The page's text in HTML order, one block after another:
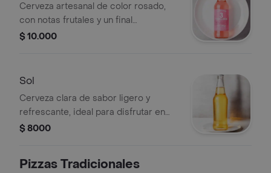
Cerveza artesanal de color rosado,
con notas frutales y un final
refrescante.
$ 10.000
Sol
Cerveza clara de sabor ligero y
refrescante, ideal para disfrutar en
cualquier ocasión.
$ 8000
Pizzas Tradicionales